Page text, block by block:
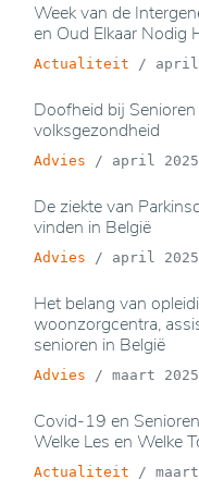
Week van de
en Oud Elkaar Nodig
Actualiteit / april
Doofheid bij
volksgezondheid
Advies / april 2025
De ziekte van
vinden in België
Advies / april 2025
Het belang van
woonzorgcentra,
senioren in België
Advies / maart 2025
Covid-19 en
Welke Les en Welke
Actualiteit /